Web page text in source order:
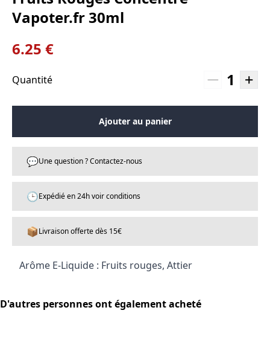
Vapoter.fr 30ml
6.25 €
Quantité 1
Ajouter au panier
💬Une question ? Contactez-nous
🕒Expédié en 24h voir conditions
📦Livraison offerte dès 15€
Arôme E-Liquide : Fruits rouges, Attier
D'autres personnes ont également acheté